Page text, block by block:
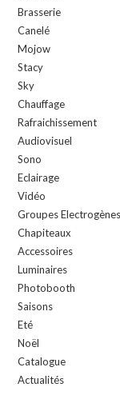
Brasserie
Canelé
Mojow
Stacy
Sky
Chauffage
Rafraichissement
Audiovisuel
Sono
Eclairage
Vidéo
Groupes Electrogènes
Chapiteaux
Accessoires
Luminaires
Photobooth
Saisons
Eté
Noël
Catalogue
Actualités